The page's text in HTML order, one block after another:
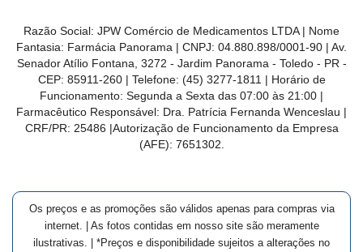
Razão Social: JPW Comércio de Medicamentos LTDA | Nome
Fantasia: Farmácia Panorama | CNPJ: 04.880.898/0001-90 | Av.
Senador Atílio Fontana, 3272 - Jardim Panorama - Toledo - PR -
CEP: 85911-260 | Telefone: (45) 3277-1811 | Horário de
Funcionamento: Segunda a Sexta das 07:00 às 21:00 |
Farmacêutico Responsável: Dra. Patrícia Fernanda Wenceslau |
CRF/PR: 25486 |Autorização de Funcionamento da Empresa
(AFE): 7651302.
Os preços e as promoções são válidos apenas para compras via
internet. | As fotos contidas em nosso site são meramente
ilustrativas. | *Preços e disponibilidade sujeitos a alterações no